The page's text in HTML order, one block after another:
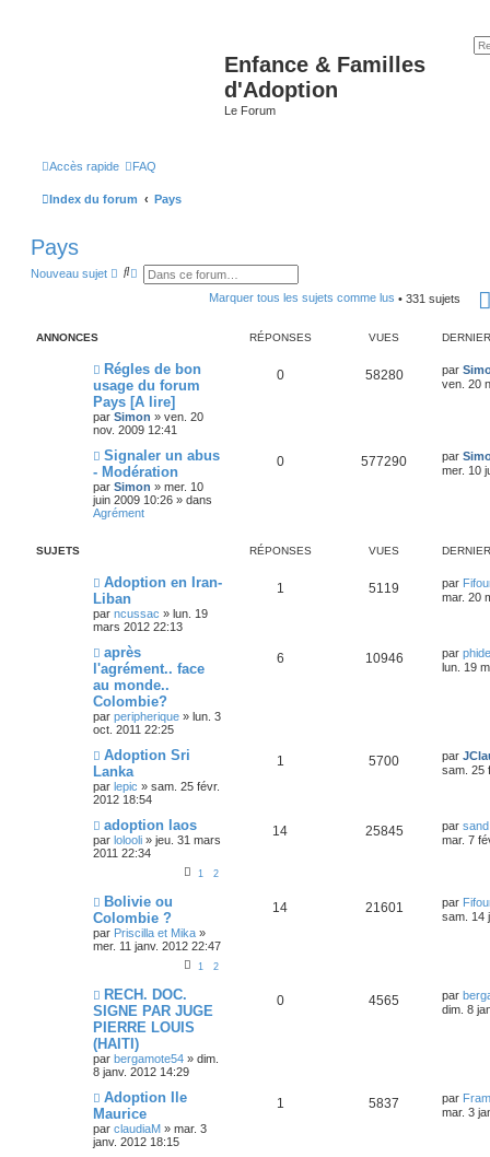
Enfance & Familles
d'Adoption
Le Forum
Accès rapide FAQ
Index du forum Pays
Pays
Nouveau sujet
R
h
e
r
R
e
a
v
a
n
é
e
Marquer tous les sujets comme lus • 331 sujets
ANNONCES RÉPONSES VUES
Régles de bon
usage du forum
Pays [A lire]
par Simon » ven. 20
nov. 2009 12:41
0 58280 par
ven. 20
Signaler un abus
- Modération
par Simon » mer. 10
juin 2009 10:26 » dans
Agrément
0 577290 par
mer. 10
SUJETS RÉPONSES VUES
Adoption en Iran-
Liban
par ncussac » lun. 19
mars 2012 22:13
1 5119 par
mar. 20
après
l'agrément.. face
au monde..
Colombie?
par peripherique » lun. 3
oct. 2011 22:25
6 10946 par
lun. 19
Adoption Sri
Lanka
par lepic » sam. 25 févr.
2012 18:54
1 5700 par
sam. 25
adoption laos
par lolooli » jeu. 31 mars
2011 22:34
1 2
14 25845 par sand
mar. 7
Bolivie ou
Colombie ?
par Priscilla et Mika »
mer. 11 janv. 2012 22:47
1 2
14 21601 par
sam. 14
RECH. DOC.
SIGNE PAR JUGE
PIERRE LOUIS
(HAITI)
par bergamote54 » dim.
8 janv. 2012 14:29
0 4565 par
dim. 8
Adoption Ile
Maurice
par claudiaM » mar. 3
janv. 2012 18:15
1 5837 par
mar. 3